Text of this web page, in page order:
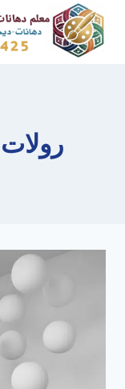
التجاوز
المحتوى